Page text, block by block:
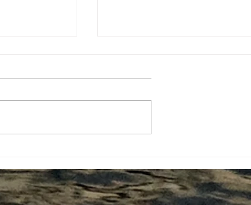
dur la navigation, rude la vie à
Cuba !